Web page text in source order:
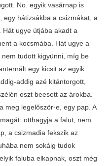
No. egyik vasárnap is
egy hátizsákba a csizmákat, a
ugye útjába akadt a
a kocsmába. Hát ugye a
tudott kigyünni, míg be
egy kicsit az egyik
addig azé kitántorgott,
oszt beesett az árokba.
meg legelőször-e, egy pap. A
otthagyja a falut, nem
a csizmadia fekszik az
nem sokáig tudok
faluba elkapnak, oszt még